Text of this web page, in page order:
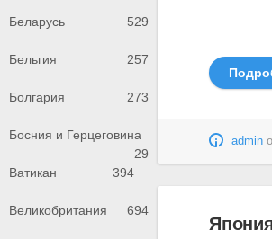
Беларусь 529
Бельгия 257
Болгария 273
Босния и Герцеговина
29
Ватикан
394
Великобритания 694
admin